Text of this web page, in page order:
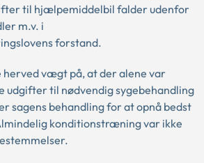
til hjælpemiddelbil falder udenfor
m.v. i
forstand.
herved vægt på, at der alene var
udgifter til nødvendig sygebehandling
sagens behandling for at opnå bedst
konditionstræning var ikke